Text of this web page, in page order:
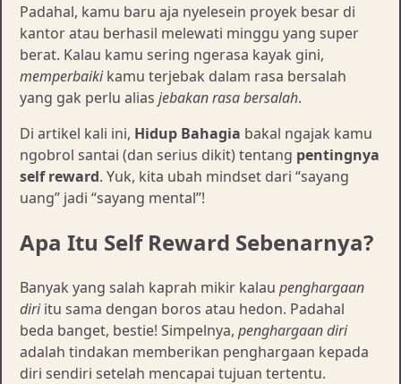
Padahal, kamu baru aja nyelesein proyek besar di
kantor atau berhasil melewati minggu yang super
berat. Kalau kamu sering ngerasa kayak gini,
memperbaikikamu terjebak dalam rasa bersalah
yang gak perlu alias jebakan rasa bersalah.
Di artikel kali ini, Hidup Bahagia bakal ngajak kamu
ngobrol santai (dan serius dikit) tentang pentingnya
self reward. Yuk, kita ubah mindset dari “sayang
uang” jadi “sayang mental”!
Apa Itu Self Reward Sebenarnya?
Banyak yang salah kaprah mikir kalau penghargaan
diriitu sama dengan boros atau hedon. Padahal
beda banget, bestie! Simpelnya, penghargaan diri
adalah tindakan memberikan penghargaan kepada
diri sendiri setelah mencapai tujuan tertentu.